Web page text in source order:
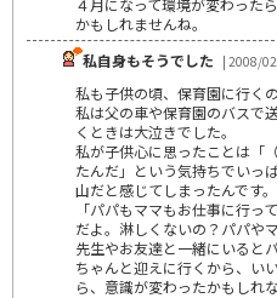
かもしれませんね。
私自身もそうでした | 2008/
私も子供の頃、保育園に行く
私は父の車や保育園のバスで
くときは大泣きでした。
私が子供心に思ったことは「
たんだ」という気持ちでいっ
山だと感じてしまったんです。
「パパもママもお仕事に行っ
だよ。淋しくないの？パパや
先生やお友達と一緒にいると
ちゃんと迎えに行くから、い
ら、意識が変わったかもしれ